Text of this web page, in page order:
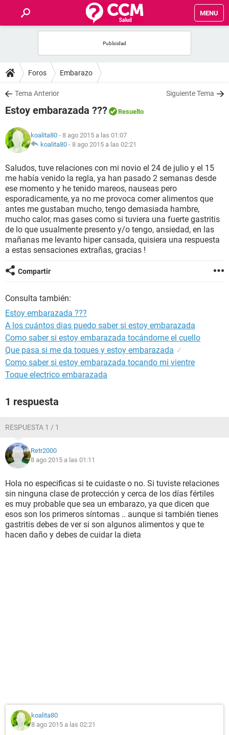
MENU
FOROS
SALUD
FAMILIA
NUTRICIÓN
BIENESTAR
SEXUALIDAD
GLOSARIO
Foros Embarazo
Tema Anterior Siguiente Tema
Estoy embarazada ??? Resuelto
koalita80 - 8 ago 2015 a las 01:07
koalita80 - 8 ago 2015 a las 02:21
Saludos, tuve relaciones con mi novio el 24 de julio y el 15
me había venido la regla, ya han pasado 2 semanas desde
ese momento y he tenido mareos, nauseas pero
esporadicamente, ya no me provoca comer alimentos que
antes me gustaban mucho, tengo demasiada hambre,
mucho calor, mas gases como si tuviera una fuerte gastritis
de lo que usualmente presento y/o tengo, ansiedad, en las
mañanas me levanto hiper cansada, quisiera una respuesta
a estas sensaciones extrañas, gracias !
Compartir
Consulta también:
Estoy embarazada ???
A los cuántos dias puedo saber si estoy embarazada
Como saber si estoy embarazada tocándome el cuello
Que pasa si me da toques y estoy embarazada ✓
Como saber si estoy embarazada tocando mi vientre
Toque electrico embarazada
1 respuesta
RESPUESTA 1 / 1
Retr2000
8 ago 2015 a las 01:11
Hola no especificas si te cuidaste o no. Si tuviste relaciones
sin ninguna clase de protección y cerca de los días fértiles
es muy probable que sea un embarazo, ya que dicen que
esos son los primeros síntomas .. aunque si también tienes
gastritis debes de ver si son algunos alimentos y que te
hacen daño y debes de cuidar la dieta
koalita80
8 ago 2015 a las 02:21